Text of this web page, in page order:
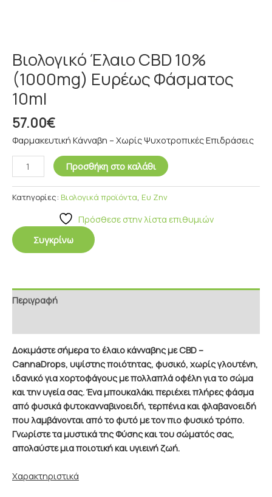
Βιολογικό Έλαιο CBD 10%
(1000mg) Ευρέως Φάσματος
10ml
57.00€
Φαρμακευτική Κάνναβη – Χωρίς Ψυχοτροπικές Επιδράσεις
Προσθήκη στο καλάθι
Κατηγορίες: Βιολογικά προϊόντα, Ευ Ζην
Πρόσθεσε στην λίστα επιθυμιών
Συγκρίνω
Περιγραφή
Δοκιμάστε σήμερα το έλαιο κάνναβης με CBD –
CannaDrops, υψίστης ποιότητας, φυσικό, χωρίς γλουτένη,
ιδανικό για χορτοφάγους με πολλαπλά οφέλη για το σώμα
και την υγεία σας. Ένα μπουκαλάκι περιέχει πλήρες φάσμα
από φυσικά φυτοκανναβινοειδή, τερπένια και φλαβανοειδή
που λαμβάνονται από το φυτό με τον πιο φυσικό τρόπο.
Γνωρίστε τα μυστικά της Φύσης και του σώματός σας,
απολαύστε μια ποιοτική και υγιεινή ζωή.
Χαρακτηριστικά